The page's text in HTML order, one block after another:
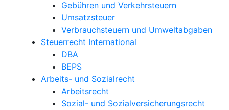
Gebühren und Verkehrsteuern
Umsatzsteuer
Verbrauchsteuern und Umweltabgaben
Steuerrecht International
DBA
BEPS
Arbeits- und Sozialrecht
Arbeitsrecht
Sozial- und Sozialversicherungsrecht